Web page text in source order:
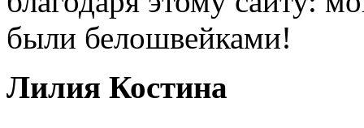
были белошвейками!
Лилия Костина